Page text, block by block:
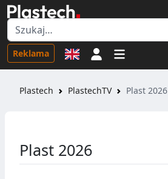
Reklama Logowanie
Plastech PlastechTV Plast 2026
Plast 2026